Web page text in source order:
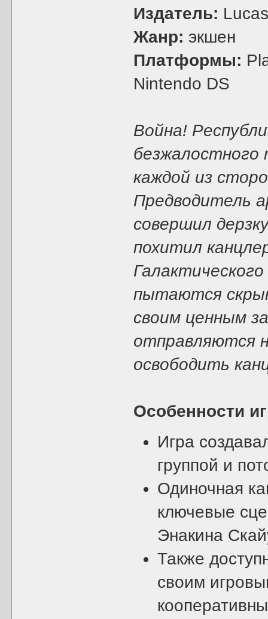
Издатель:
Жанр: экшен
Платформы:
Nintendo DS
Война!
безжалостного
каждой из
Предводитель
совершил
похитил
пытаются
своим ценным
отправляются
освободить
Особенности
Игра
группой и
Одиночная
ключевые
Энакина
Также
своим